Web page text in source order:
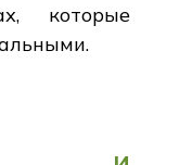
которые